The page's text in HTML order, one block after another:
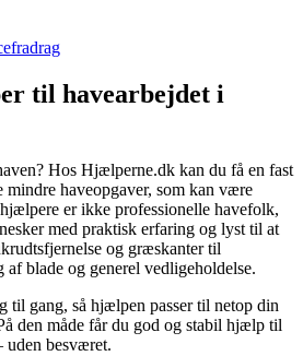
til havearbejdet i
Hos Hjælperne.dk kan du få en fast
mindre haveopgaver, som kan være
er ikke professionelle havefolk,
med praktisk erfaring og lyst til at
og græskanter til
blade og generel vedligeholdelse.
til gang, så hjælpen passer til netop din
den måde får du god og stabil hjælp til
uden besværet.